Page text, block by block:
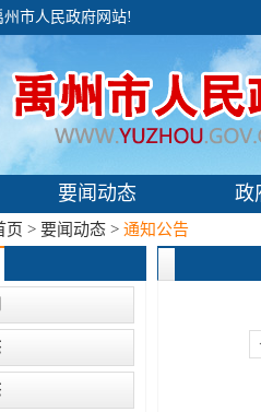
市人民政府网站!
要闻动态 政
页 > 要闻动态 > 通知公告